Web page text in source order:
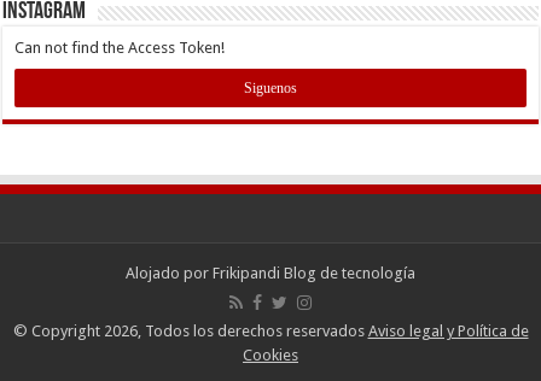
INSTAGRAM
Can not find the Access Token!
Siguenos
Alojado por Frikipandi Blog de tecnología
© Copyright 2026, Todos los derechos reservados Aviso legal y Política de
Cookies